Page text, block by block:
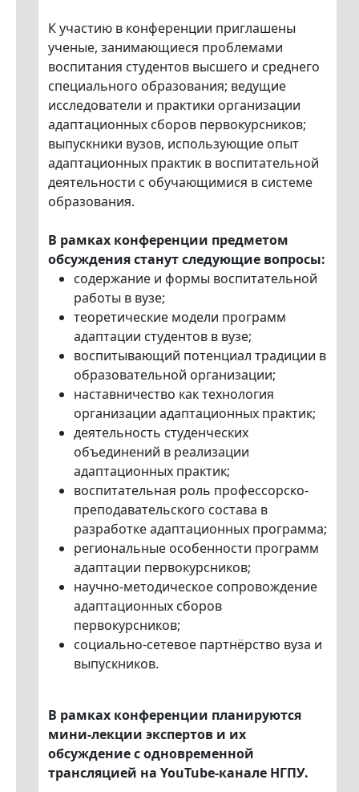
К участию в конференции приглашены
ученые, занимающиеся проблемами
воспитания студентов высшего и среднего
специального образования; ведущие
исследователи и практики организации
адаптационных сборов первокурсников;
выпускники вузов, использующие опыт
адаптационных практик в воспитательной
деятельности с обучающимися в системе
образования.
В рамках конференции предметом
обсуждения станут следующие вопросы:
содержание и формы воспитательной
работы в вузе;
теоретические модели программ
адаптации студентов в вузе;
воспитывающий потенциал традиции в
образовательной организации;
наставничество как технология
организации адаптационных практик;
деятельность студенческих
объединений в реализации
адаптационных практик;
воспитательная роль профессорско-
преподавательского состава в
разработке адаптационных программа;
региональные особенности программ
адаптации первокурсников;
научно-методическое сопровождение
адаптационных сборов
первокурсников;
социально-сетевое партнёрство вуза и
выпускников.
В рамках конференции планируются
мини-лекции экспертов и их
обсуждение с одновременной
трансляцией на YouTube-канале НГПУ.